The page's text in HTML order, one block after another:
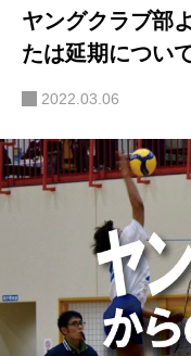
ヤングクラブ部
たは延期につい
2022.03.06